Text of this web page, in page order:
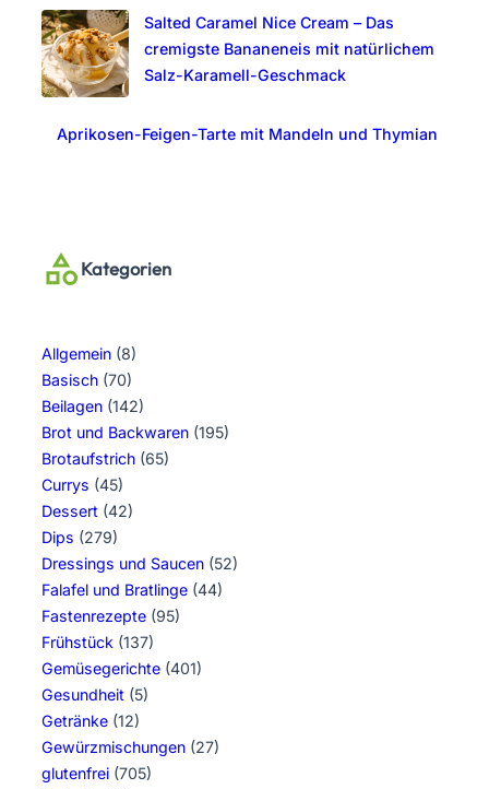
Salted Caramel Nice Cream – Das
cremigste Bananeneis mit natürlichem
Salz-Karamell-Geschmack
Aprikosen-Feigen-Tarte mit Mandeln und Thymian
Kategorien
Allgemein (8)
Basisch (70)
Beilagen (142)
Brot und Backwaren (195)
Brotaufstrich (65)
Currys (45)
Dessert (42)
Dips (279)
Dressings und Saucen (52)
Falafel und Bratlinge (44)
Fastenrezepte (95)
Frühstück (137)
Gemüsegerichte (401)
Gesundheit (5)
Getränke (12)
Gewürzmischungen (27)
glutenfrei (705)